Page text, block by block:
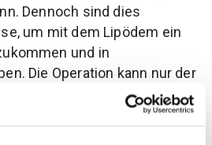
Dennoch sind dies
um mit dem Lipödem ein
und in
Die Operation kann nur der
Weges sein, die Ernährung
Begleiter. Ein wichtiges